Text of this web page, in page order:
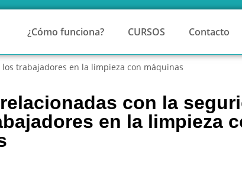
¿Cómo funciona? CURSOS Contacto
trabajadores en la limpieza con máquinas
con la
en la limpieza